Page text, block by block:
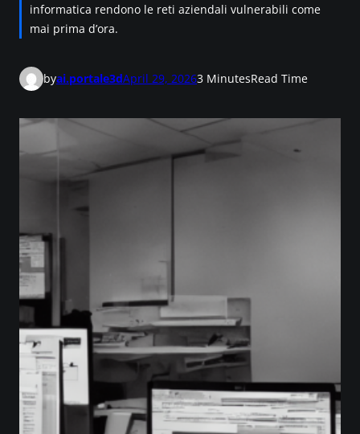
informatica rendono le reti aziendali vulnerabili come
mai prima d’ora.
byai.portale3dApril 29, 20263 MinutesRead Time